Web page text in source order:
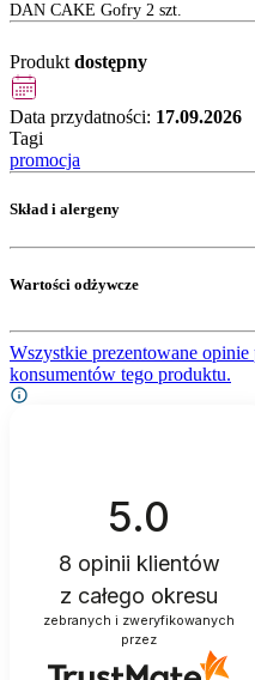
DAN CAKE Gofry 2 szt.
Produkt dostępny
Data przydatności: 17.09.2026
Tagi
promocja
Skład i alergeny
Wartości odżywcze
Wszystkie prezentowane
konsumentów tego produktu.
5.0
8 opinii klientów
z całego okresu
zebranych i zweryfikowanych
przez